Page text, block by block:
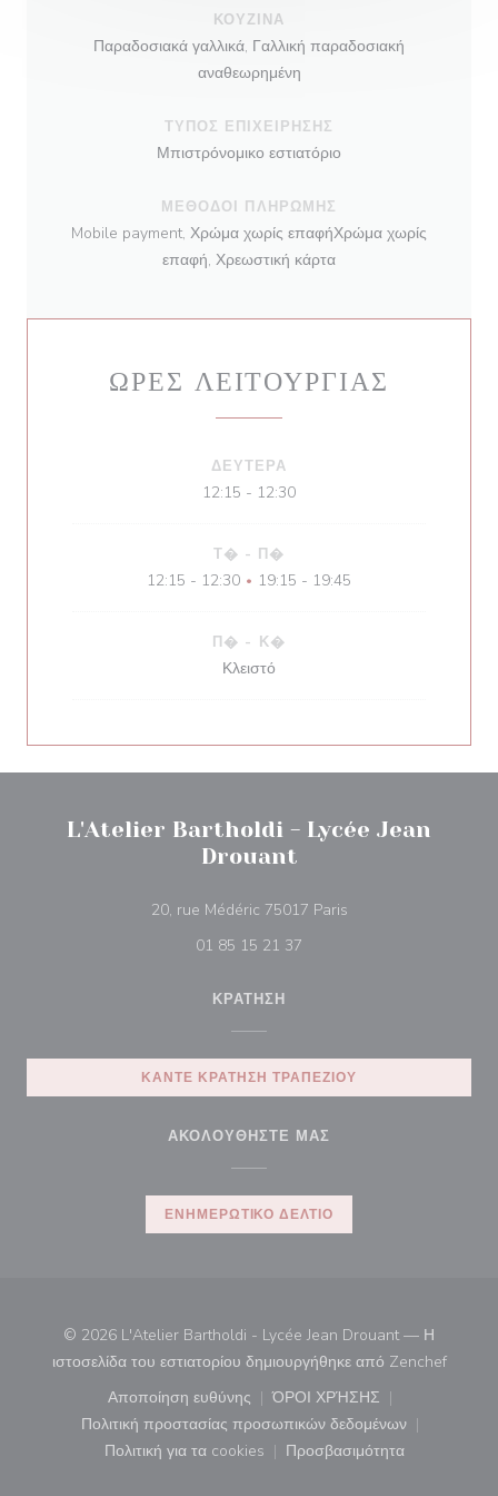
ΚΟΥΖΊΝΑ
Παραδοσιακά γαλλικά, Γαλλική παραδοσιακή
αναθεωρημένη
ΤΎΠΟΣ ΕΠΙΧΕΊΡΗΣΗΣ
Μπιστρόνομικο εστιατόριο
ΜΈΘΟΔΟΙ ΠΛΗΡΩΜΉΣ
Mobile payment, Χρώμα χωρίς επαφήΧρώμα χωρίς
επαφή, Χρεωστική κάρτα
ΏΡΕΣ ΛΕΙΤΟΥΡΓΊΑΣ
ΔΕΥΤΈΡΑ
12:15 - 12:30
Τ� - Π�
12:15 - 12:30 • 19:15 - 19:45
Π� - Κ�
Κλειστό
L'Atelier Bartholdi - Lycée Jean
Drouant
20, rue Médéric 75017 Paris((ανοίγει σε νέο
01 85 15 21 37
ΚΡΆΤΗΣΗ
ΚΆΝΤΕ ΚΡΆΤΗΣΗ ΤΡΑΠΕΖΙΟΎ
ΑΚΟΛΟΥΘΉΣΤΕ ΜΑΣ
ΕΝΗΜΕΡΩΤΙΚΌ ΔΕΛΤΊΟ
© 2026 L'Atelier Bartholdi - Lycée Jean Drouant — Η
ιστοσελίδα του εστιατορίου δημιουργήθηκε από Zenchef
Αποποίηση ευθύνης
((ανοίγει σε νέο παράθυρο))
ΌΡΟΙ ΧΡΉΣΗΣ
((ανοίγει σε νέο
Πολιτική προστασίας προσωπικών δεδομένων
((ανοίγει σε νέο παράθυρο))
Πολιτική για τα cookies
((ανοίγει σε νέο παράθυρο))
Προσβασιμότητα
((ανοίγει σε νέο